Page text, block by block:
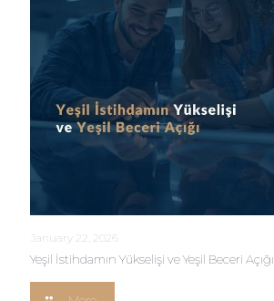
January 22, 2026
Yeşil İstihdamın Yükselişi ve Yeşil Beceri Açığı